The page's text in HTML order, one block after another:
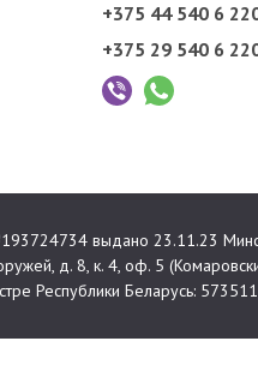
+375 44 540 6
+375 29 540 6
выдано 23.11.23
д. 8, к. 4, оф. 5
Республики Беларусь: